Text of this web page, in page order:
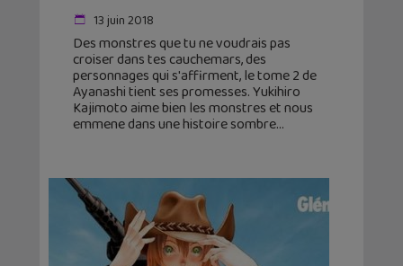
13 juin 2018
Des monstres que tu ne voudrais pas
croiser dans tes cauchemars, des
personnages qui s'affirment, le tome 2 de
Ayanashi tient ses promesses. Yukihiro
Kajimoto aime bien les monstres et nous
emmene dans une histoire sombre